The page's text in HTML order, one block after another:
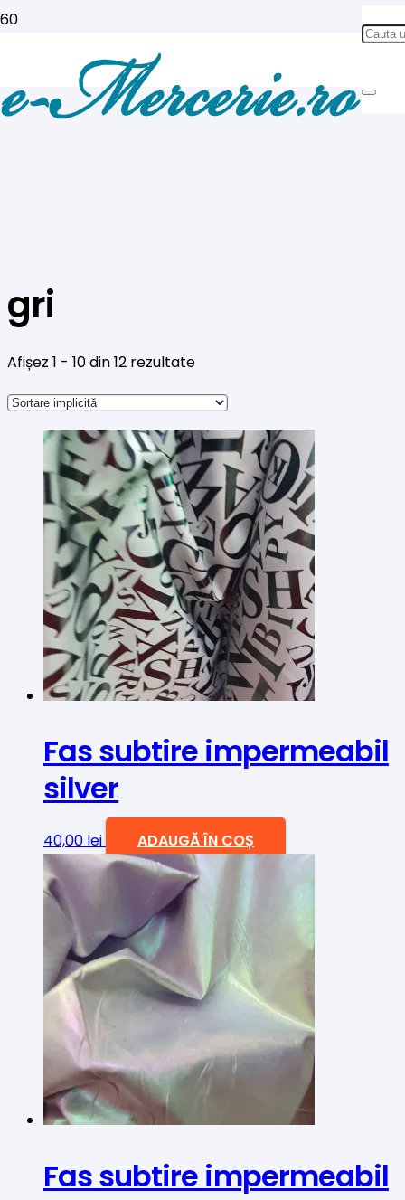
gri
Afișez 1 - 10 din 12 rezultate
Fas subtire impermeabil
silver
40,00 lei ADAUGĂ ÎN COȘ
Fas subtire impermeabil